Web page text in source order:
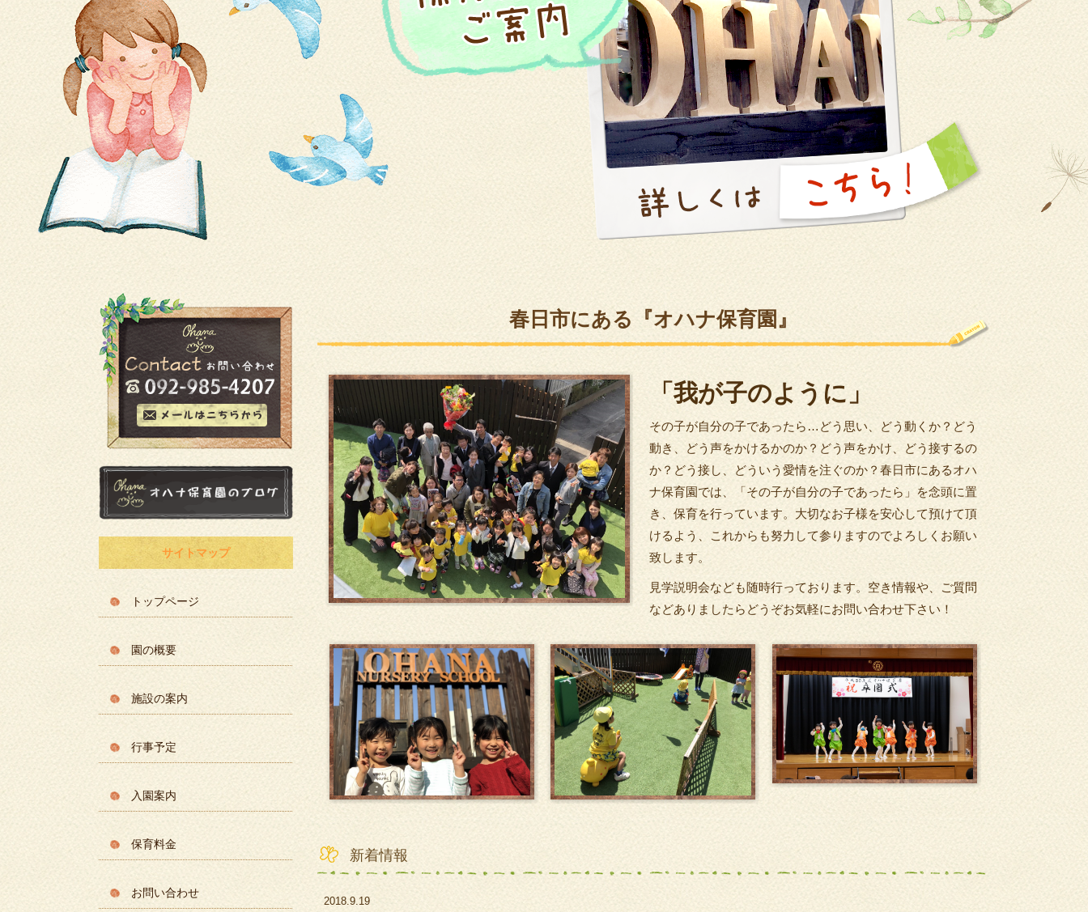
サイトマップ
トップページ
園の概要
施設の案内
行事予定
入園案内
保育料金
お問い合わせ
春日市にある『オハナ保育園』
「我が子のように」
その子が自分の子であったら…どう思い、どう動くか？どう
動き、どう声をかけるかのか？どう声をかけ、どう接するの
か？どう接し、どういう愛情を注ぐのか？春日市にあるオハ
ナ保育園では、「その子が自分の子であったら」を念頭に置
き、保育を行っています。大切なお子様を安心して預けて頂
けるよう、これからも努力して参りますのでよろしくお願い
致します。
見学説明会なども随時行っております。空き情報や、ご質問
などありましたらどうぞお気軽にお問い合わせ下さい！
新着情報
2018.9.19